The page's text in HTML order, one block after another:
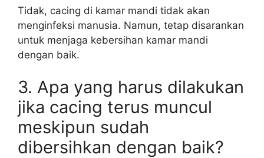
Tidak, cacing di kamar mandi tidak akan
menginfeksi manusia. Namun, tetap disarankan
untuk menjaga kebersihan kamar mandi
dengan baik.
3. Apa yang harus dilakukan
jika cacing terus muncul
meskipun sudah
dibersihkan dengan baik?